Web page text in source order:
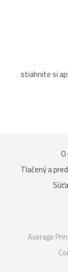
stiahnite si
Tlačený a
Average